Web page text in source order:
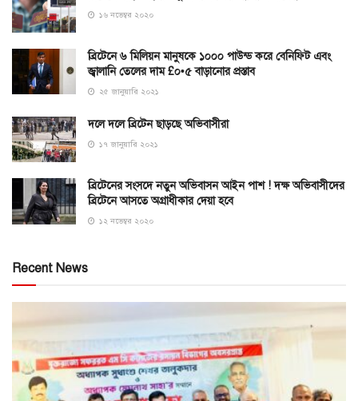
১৬ নভেম্বর ২০২০
ব্রিটেনে ৬ মিলিয়ন মানুষকে ১০০০ পাউন্ড করে বেনিফিট এবং
জ্বালানি তেলের দাম £০•৫ বাড়ানোর প্রস্তাব
২৫ জানুয়ারি ২০২১
দলে দলে ব্রিটেন ছাড়ছে অভিবাসীরা
১৭ জানুয়ারি ২০২১
ব্রিটেনের সংসদে নতুন অভিবাসন আইন পাশ ! দক্ষ অভিবাসীদের
ব্রিটেনে আসতে অগ্রাধীকার দেয়া হবে
১২ নভেম্বর ২০২০
Recent News